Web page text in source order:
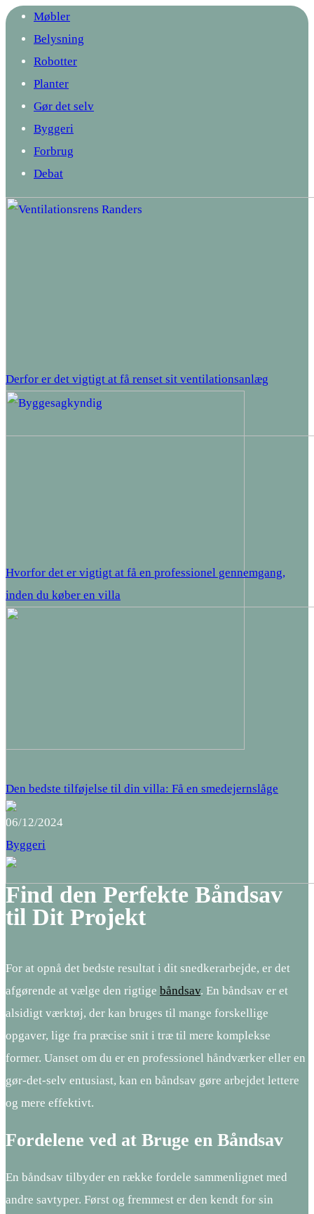
Møbler
Belysning
Robotter
Planter
Gør det selv
Byggeri
Forbrug
Debat
Derfor er det vigtigt at få renset sit ventilationsanlæg
Hvorfor det er vigtigt at få en professionel gennemgang,
inden du køber en villa
Den bedste tilføjelse til din villa: Få en smedejernslåge
06/12/2024
Byggeri
Find den Perfekte Båndsav
til Dit Projekt
For at opnå det bedste resultat i dit snedkerarbejde, er det
afgørende at vælge den rigtige båndsav. En båndsav er et
alsidigt værktøj, der kan bruges til mange forskellige
opgaver, lige fra præcise snit i træ til mere komplekse
former. Uanset om du er en professionel håndværker eller en
gør-det-selv entusiast, kan en båndsav gøre arbejdet lettere
og mere effektivt.
Fordelene ved at Bruge en Båndsav
En båndsav tilbyder en række fordele sammenlignet med
andre savtyper. Først og fremmest er den kendt for sin